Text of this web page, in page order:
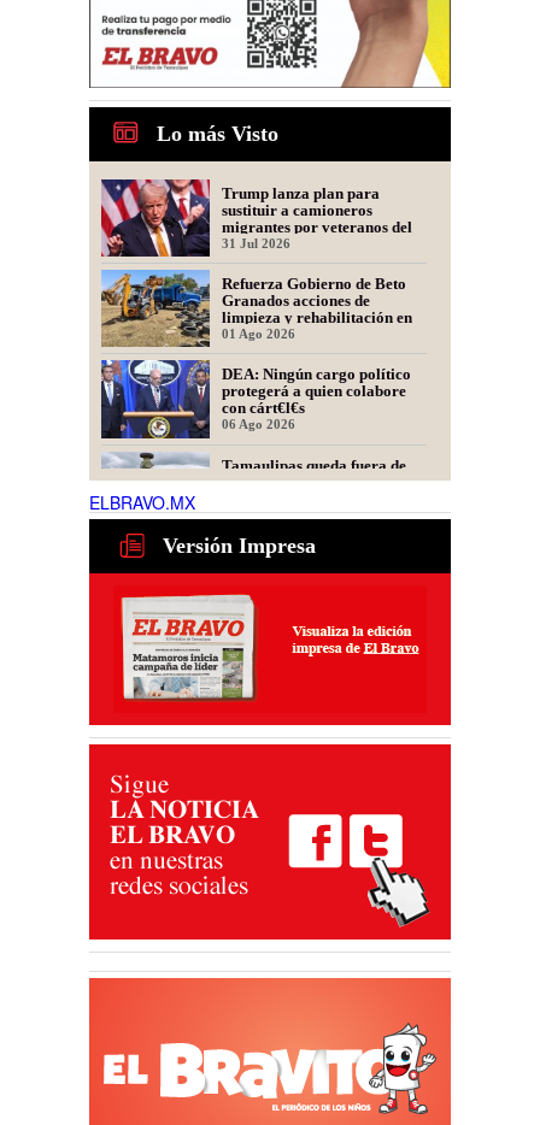
Lo más Visto
Trump lanza plan para
sustituir a camioneros
migrantes por veteranos del
Ejército
31 Jul 2026
Refuerza Gobierno de Beto
Granados acciones de
limpieza y rehabilitación en
Los Presidentes
01 Ago 2026
DEA: Ningún cargo político
protegerá a quien colabore
con cárt€l€s
06 Ago 2026
Tamaulipas queda fuera de
recomendación para fracking
Misantla, informa comité
06 Ago 2026
Presidente de Fecanaco
cuestiona retenes en
afirma que generan molestias
06 Ago 2026
ELBRAVO.MX
Versión Impresa